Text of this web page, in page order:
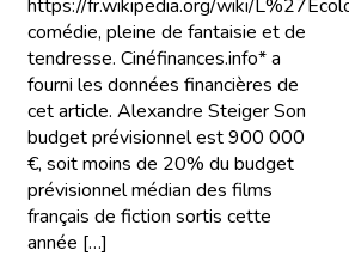
https://fr.wikipedia.org/wiki/
comédie, pleine de fantaisie et de
tendresse. Cinéfinances.info* a
fourni les données financières de
cet article. Alexandre Steiger Son
budget prévisionnel est 900 000
€, soit moins de 20% du budget
prévisionnel médian des films
français de fiction sortis cette
année […]